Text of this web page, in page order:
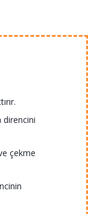
direncini
çekme